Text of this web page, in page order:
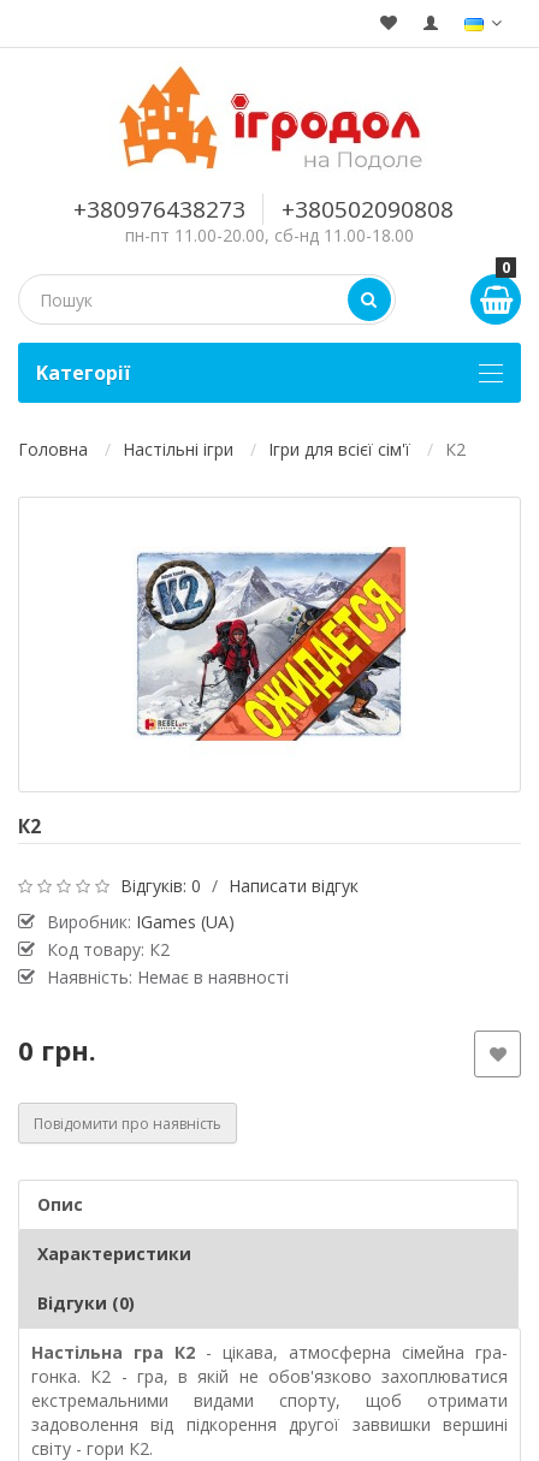
+380976438273 +380502090808
пн-пт 11.00-20.00, сб-нд 11.00-18.00
0
Kатегорії
Головна Настільні ігри Ігри для всієї сім'ї К2
К2
Відгуків: 0 / Написати відгук
Виробник: IGames (UA)
Код товару: К2
Наявність: Немає в наявності
0 грн.
Повідомити про наявність
Опис
Характеристики
Відгуки (0)
Настільна гра К2 - цікава, атмосферна сімейна гра-
гонка. К2 - гра, в якій не обов'язково захоплюватися
екстремальними видами спорту, щоб отримати
задоволення від підкорення другої заввишки вершині
світу - гори К2.